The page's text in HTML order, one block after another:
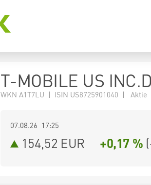
T-MOBILE US
WKN A1T7LU | ISIN US8725901040 | Aktie
07.08.26 17:25
154,52 EUR +0,17 % (